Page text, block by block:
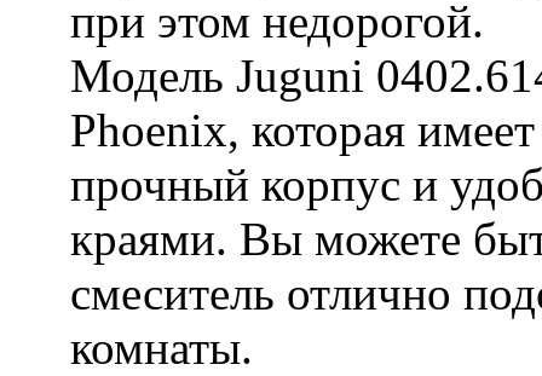
при этом недорогой.
Модель Juguni
Phoenix, которая
прочный корпус и
краями. Вы можете
смеситель отлично
комнаты.